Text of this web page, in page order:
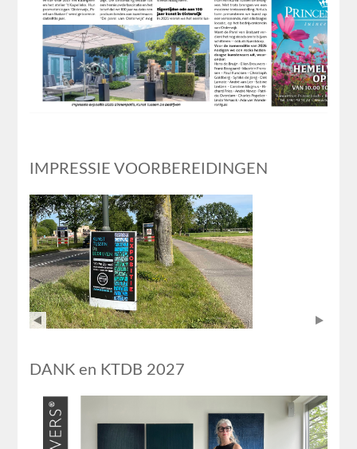
IMPRESSIE VOORBEREIDINGEN
DANK en KTDB 2027